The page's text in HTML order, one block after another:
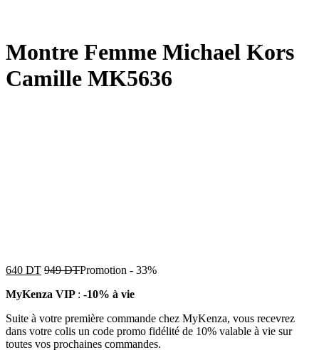
Montre Femme Michael Kors
Camille MK5636
640 DT 949DTPromotion - 33%
MyKenza VIP : -10% à vie
Suite à votre première commande chez MyKenza, vous recevrez
dans votre colis un code promo fidélité de 10% valable à vie sur
toutes vos prochaines commandes.